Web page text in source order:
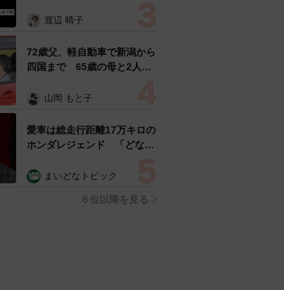
ようとした4日間 「命の重
表の訴え
渡辺 晴子
72歳父、軽自動車で新潟から
四国まで 65歳の母と2人で
憩まで分刻み… 「大学生で
山岡 もと子
愛車は総走行距離17万キロの
ホンダレジェンド 「どなた
所漫才師が譲渡の意向
まいどなトピック
６位以降を見る